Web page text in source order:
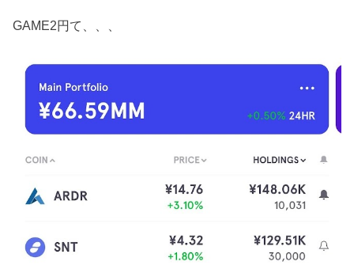
GAME2円て、、、